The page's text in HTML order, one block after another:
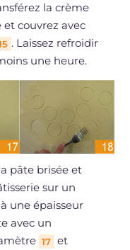
la crème
couvrez avec
. Laissez refroidir
une heure.
pâte brisée et
sur un
une épaisseur
avec un
17 et